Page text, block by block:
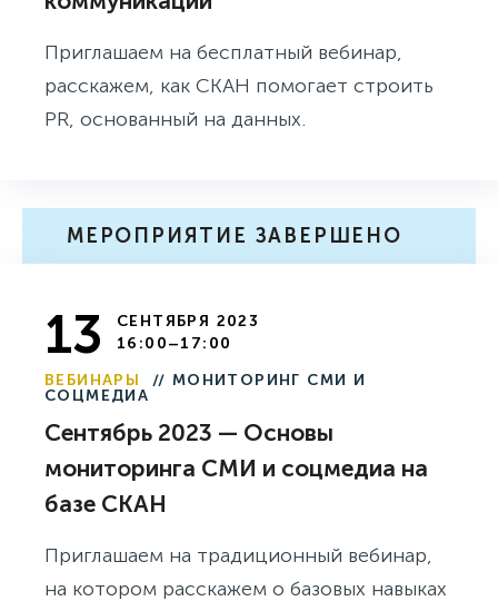
Приглашаем на бесплатный вебинар,
расскажем, как СКАН помогает строить
PR, основанный на данных.
МЕРОПРИЯТИЕ ЗАВЕРШЕНО
13
СЕНТЯБРЯ 2023
16:00–17:00
ВЕБИНАРЫ
// МОНИТОРИНГ СМИ И
СОЦМЕДИА
Сентябрь 2023 — Основы
мониторинга СМИ и соцмедиа на
базе СКАН
Приглашаем на традиционный вебинар,
на котором расскажем о базовых навыках